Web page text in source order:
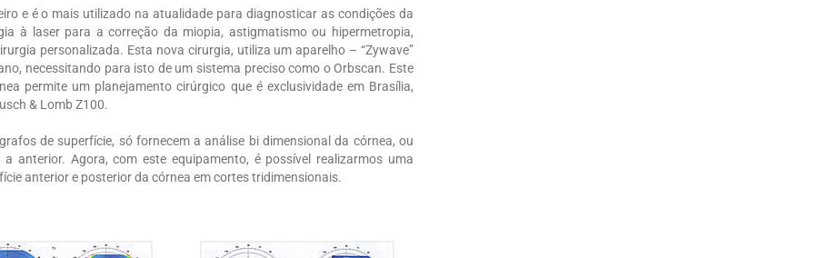
e é o mais utilizado na atualidade para diagnosticar as condições da
à laser para a correção da miopia, astigmatismo ou hipermetropia,
personalizada. Esta nova cirurgia, utiliza um aparelho – “Zywave”
necessitando para isto de um sistema preciso como o Orbscan. Este
permite um planejamento cirúrgico que é exclusividade em Brasília,
& Lomb Z100.
de superfície, só fornecem a análise bi dimensional da córnea, ou
anterior. Agora, com este equipamento, é possível realizarmos uma
anterior e posterior da córnea em cortes tridimensionais.